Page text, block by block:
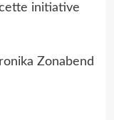
initiative
Zonabend